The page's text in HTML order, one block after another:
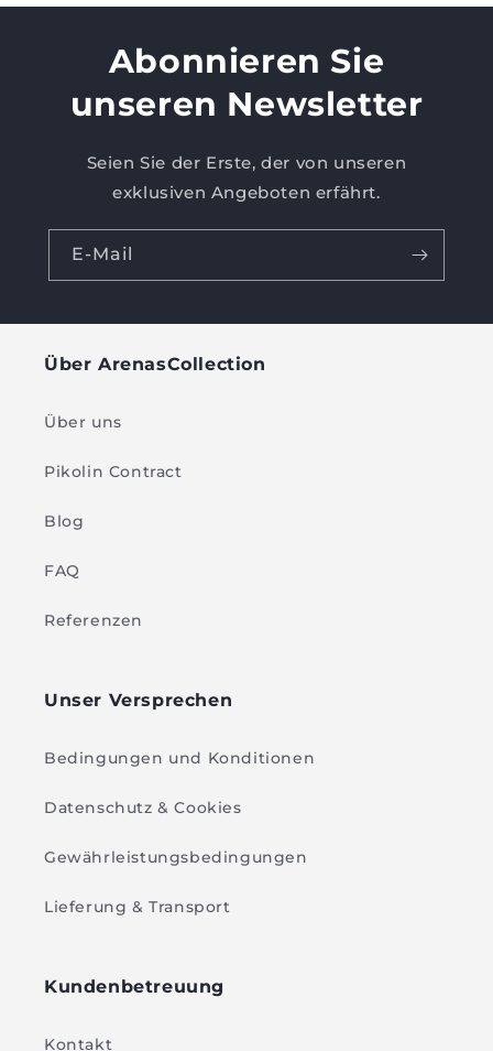
Abonnieren Sie
unseren Newsletter
Seien Sie der Erste, der von unseren
exklusiven Angeboten erfährt.
E-Mail
Über ArenasCollection
Über uns
Pikolin Contract
Blog
FAQ
Referenzen
Unser Versprechen
Bedingungen und Konditionen
Datenschutz & Cookies
Gewährleistungsbedingungen
Lieferung & Transport
Kundenbetreuung
Kontakt